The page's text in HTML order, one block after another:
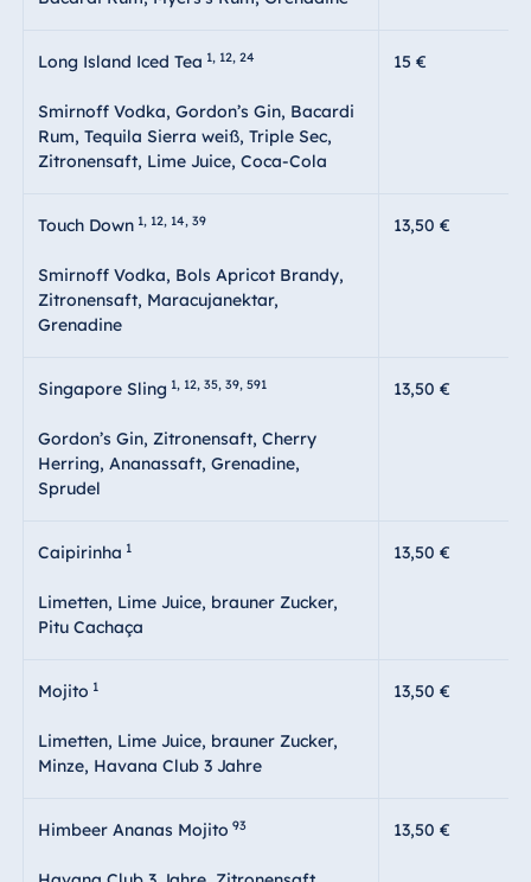
Long Island Iced Tea 1, 12, 24
Smirnoff Vodka, Gordon’s Gin, Bacardi
Rum, Tequila Sierra weiß, Triple Sec,
Zitronensaft, Lime Juice, Coca-Cola
15 €
Touch Down 1, 12, 14, 39
Smirnoff Vodka, Bols Apricot Brandy,
Zitronensaft, Maracujanektar,
Grenadine
13,50 €
Singapore Sling 1, 12, 35, 39, 591
Gordon’s Gin, Zitronensaft, Cherry
Herring, Ananassaft, Grenadine,
Sprudel
13,50 €
Caipirinha 1
Limetten, Lime Juice, brauner Zucker,
Pitu Cachaça
13,50 €
Mojito 1
Limetten, Lime Juice, brauner Zucker,
Minze, Havana Club 3 Jahre
13,50 €
Himbeer Ananas Mojito 93 13,50 €